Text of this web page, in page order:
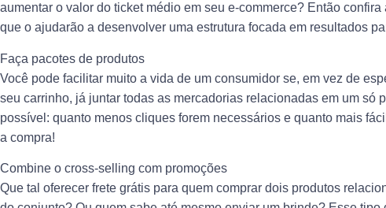
aumentar o valor do ticket médio em seu e-commerce? Então
que o ajudarão a desenvolver uma estrutura focada em resultados
Faça pacotes de produtos
Você pode facilitar muito a vida de um consumidor se, em vez de
seu carrinho, já juntar todas as mercadorias relacionadas em um só
possível: quanto menos cliques forem necessários e quanto mais
a compra!
Combine o cross-selling com promoções
Que tal oferecer frete grátis para quem comprar dois produtos